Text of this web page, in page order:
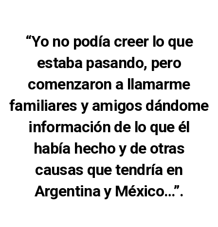
“Yo no podía creer lo que
estaba pasando, pero
comenzaron a llamarme
familiares y amigos dándome
información de lo que él
había hecho y de otras
causas que tendría en
Argentina y México…”.